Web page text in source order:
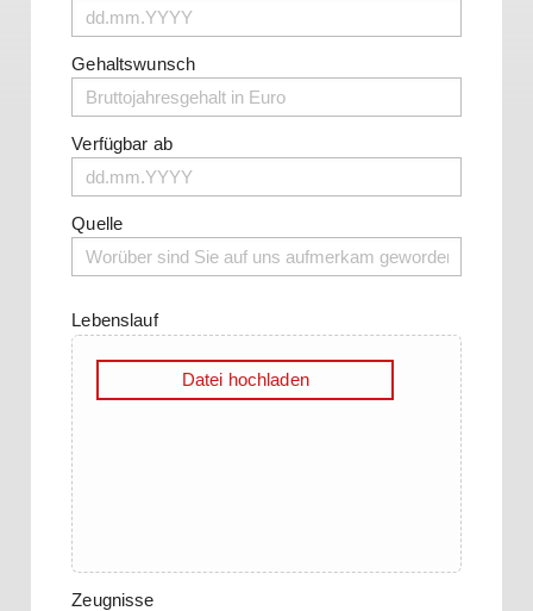
Gehaltswunsch
Verfügbar ab
Quelle
Lebenslauf
Datei hochladen
Zeugnisse